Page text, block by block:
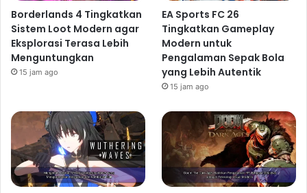
Borderlands 4 Tingkatkan
Sistem Loot Modern agar
Eksplorasi Terasa Lebih
Menguntungkan
15 jam ago
EA Sports FC 26
Tingkatkan Gameplay
Modern untuk
Pengalaman Sepak Bola
yang Lebih Autentik
15 jam ago